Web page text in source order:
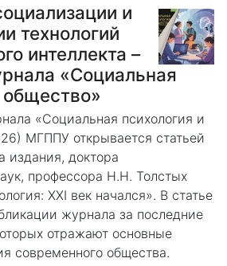
и
технологий
интеллекта –
«Социальная
общество»
«Социальная психология и
МГППУ открывается статьей
издания, доктора
профессора Н.Н. Толстых
XXI век начался». В статье
журнала за последние
отражают основные
современного общества.